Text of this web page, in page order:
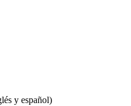
y español)